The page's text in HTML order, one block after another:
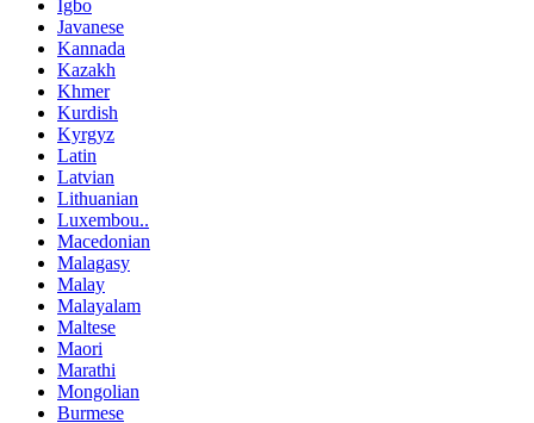
Igbo
Javanese
Kannada
Kazakh
Khmer
Kurdish
Kyrgyz
Latin
Latvian
Lithuanian
Luxembou..
Macedonian
Malagasy
Malay
Malayalam
Maltese
Maori
Marathi
Mongolian
Burmese